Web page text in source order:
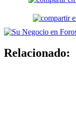
Relacionado: